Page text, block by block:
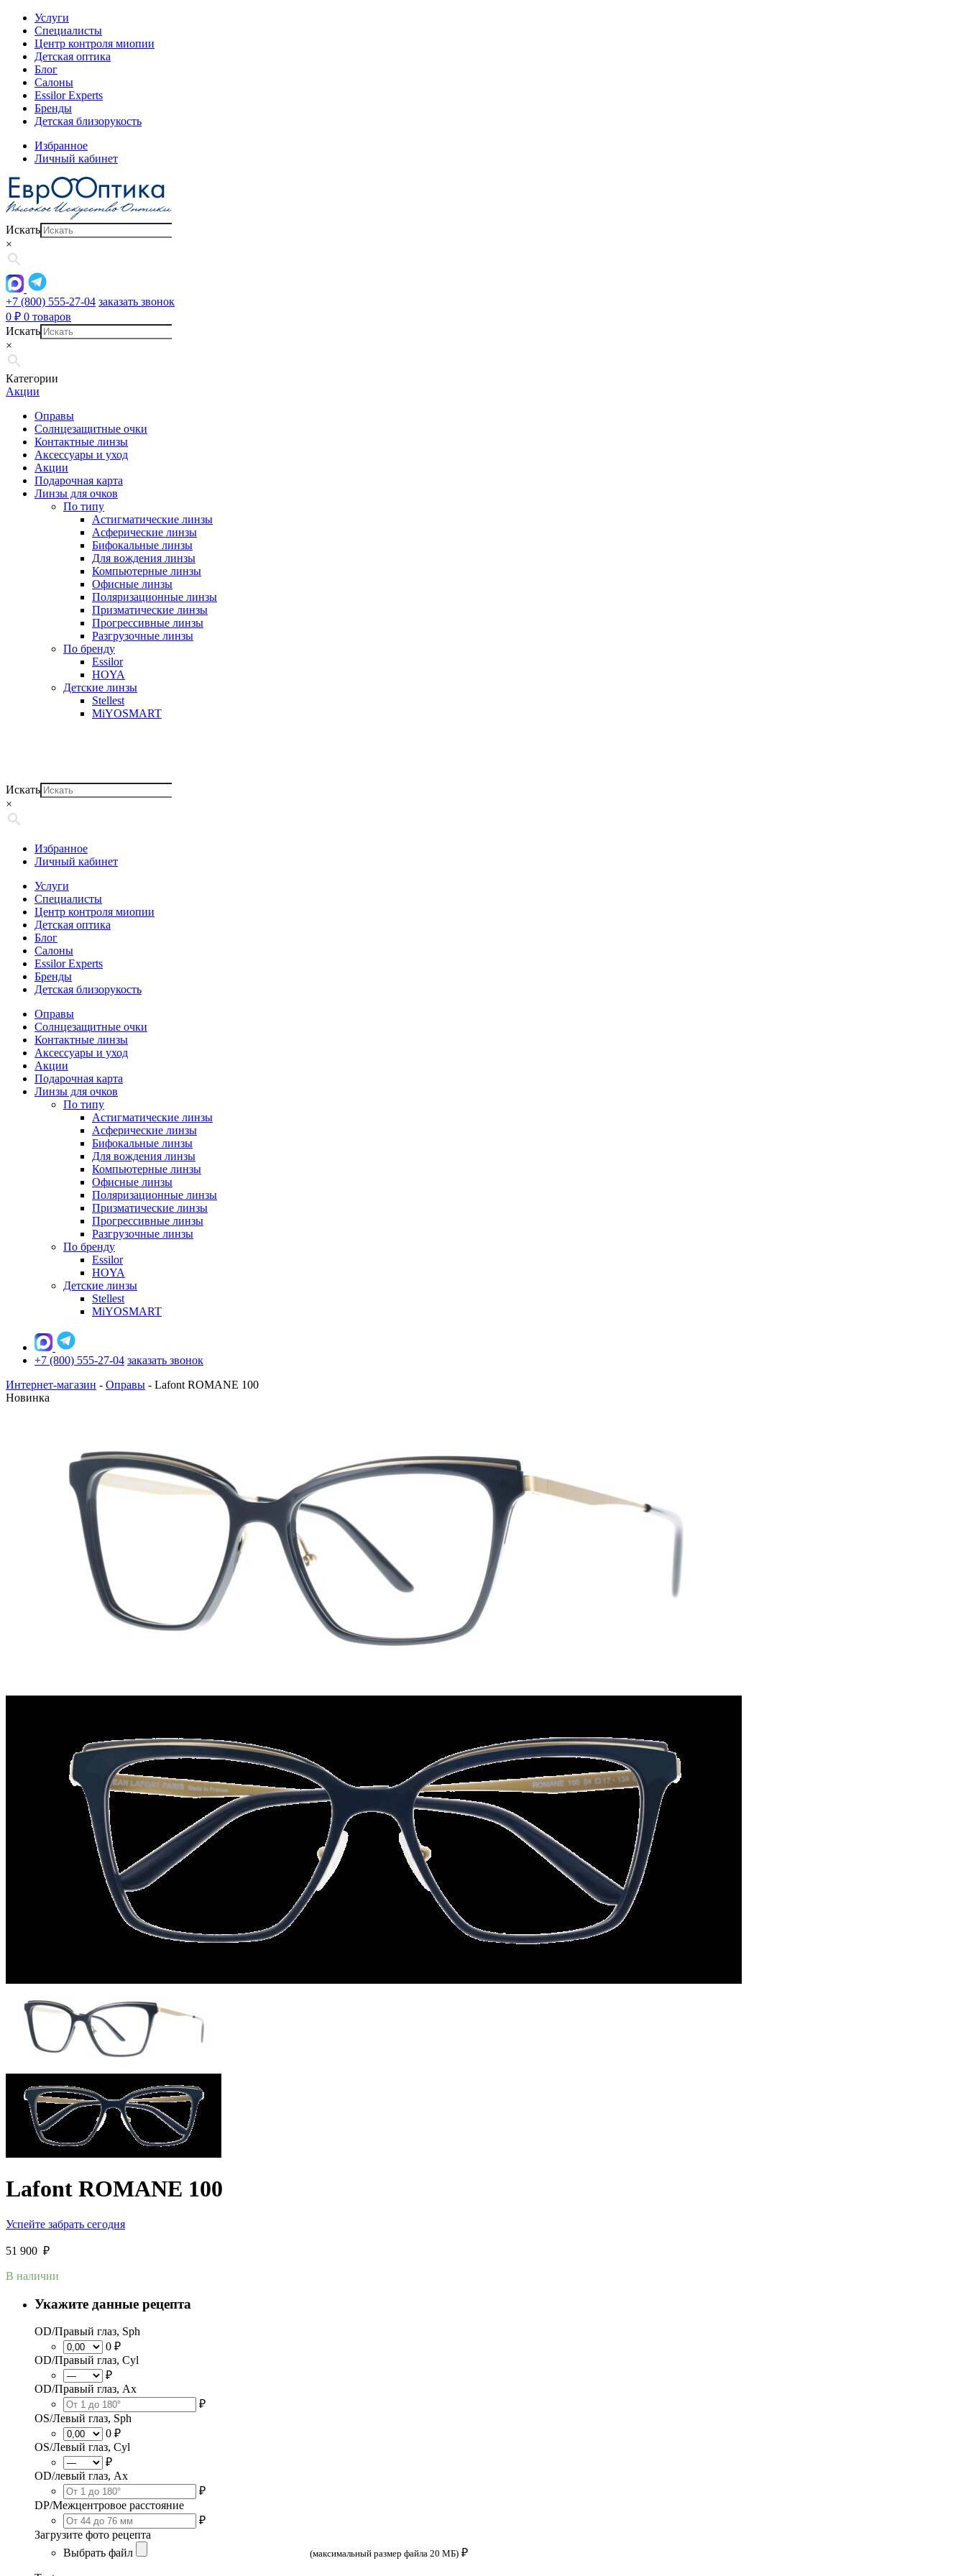
Услуги
Специалисты
Центр контроля миопии
Детская оптика
Блог
Салоны
Essilor Experts
Бренды
Детская близорукость
Избранное
Личный кабинет
Искать
×
+7 (800) 555-27-04 заказать звонок
0 ₽ 0 товаров
Искать
×
Категории
Акции
Оправы
Солнцезащитные очки
Контактные линзы
Аксессуары и уход
Акции
Подарочная карта
Линзы для очков
По типу
Астигматические линзы
Асферические линзы
Бифокальные линзы
Для вождения линзы
Компьютерные линзы
Офисные линзы
Поляризационные линзы
Призматические линзы
Прогрессивные линзы
Разгрузочные линзы
По бренду
Essilor
HOYA
Детские линзы
Stellest
MiYOSMART
Искать
×
Избранное
Личный кабинет
Услуги
Специалисты
Центр контроля миопии
Детская оптика
Блог
Салоны
Essilor Experts
Бренды
Детская близорукость
Оправы
Солнцезащитные очки
Контактные линзы
Аксессуары и уход
Акции
Подарочная карта
Линзы для очков
По типу
Астигматические линзы
Асферические линзы
Бифокальные линзы
Для вождения линзы
Компьютерные линзы
Офисные линзы
Поляризационные линзы
Призматические линзы
Прогрессивные линзы
Разгрузочные линзы
По бренду
Essilor
HOYA
Детские линзы
Stellest
MiYOSMART
+7 (800) 555-27-04 заказать звонок
Интернет-магазин - Оправы - Lafont ROMANE 100
Новинка
Lafont ROMANE 100
Успейте забрать сегодня
51 900 ₽
В наличии
Укажите данные рецепта
OD/Правый глаз, Sph
0 ₽
OD/Правый глаз, Cyl
₽
OD/Правый глаз, Ax
₽
OS/Левый глаз, Sph
0 ₽
OS/Левый глаз, Cyl
₽
OD/левый глаз, Ax
₽
DP/Межцентровое расстояние
₽
Загрузите фото рецепта
Выбрать файл
(максимальный размер файла 20 МБ) ₽